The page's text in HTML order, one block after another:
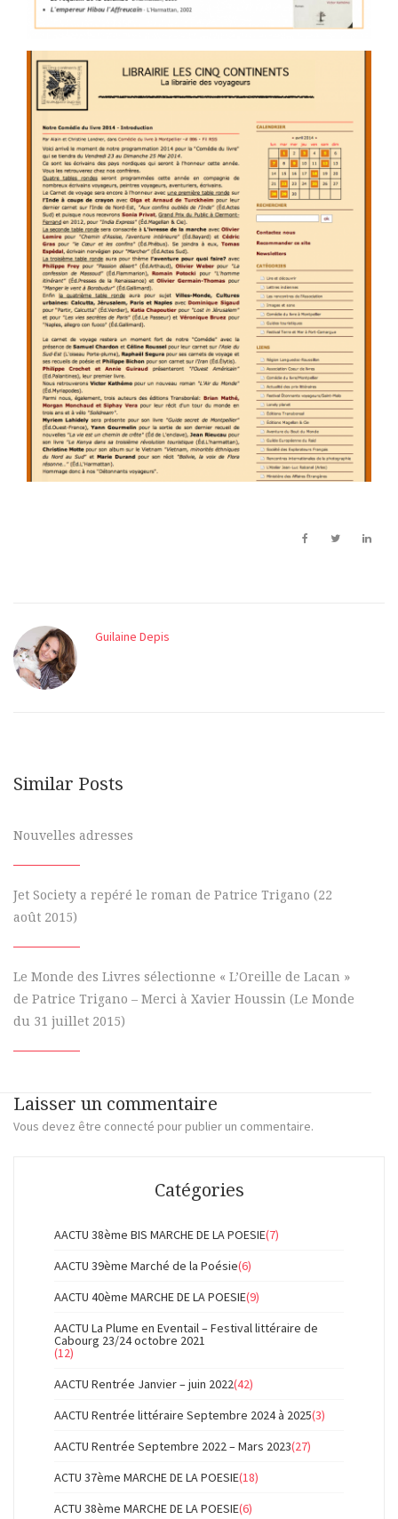
Guilaine Depis
Similar Posts
Nouvelles adresses
Jet Society a repéré le roman de Patrice Trigano (22
août 2015)
Le Monde des Livres sélectionne « L’Oreille de Lacan »
de Patrice Trigano – Merci à Xavier Houssin (Le Monde
du 31 juillet 2015)
Laisser un commentaire
Vous devez être connecté pour publier un commentaire.
Catégories
AACTU 38ème BIS MARCHE DE LA POESIE(7)
AACTU 39ème Marché de la Poésie(6)
AACTU 40ème MARCHE DE LA POESIE(9)
AACTU La Plume en Eventail – Festival littéraire de
Cabourg 23/24 octobre 2021
(12)
AACTU Rentrée Janvier – juin 2022(42)
AACTU Rentrée littéraire Septembre 2024 à 2025(3)
AACTU Rentrée Septembre 2022 – Mars 2023(27)
ACTU 37ème MARCHE DE LA POESIE(18)
ACTU 38ème MARCHE DE LA POESIE(6)